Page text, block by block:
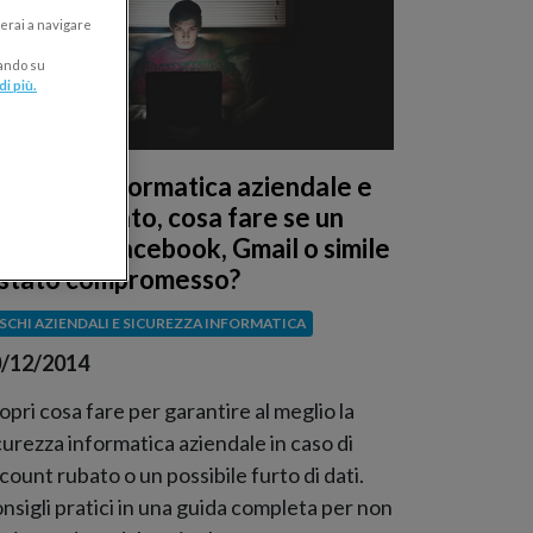
informatica aziendale e
rubato, cosa fare se un
di Facebook, Gmail o simile
compromesso?
AZIENDALI E SICUREZZA INFORMATICA
12/2014
cosa fare per garantire al meglio la
informatica aziendale in caso di
rubato o un possibile furto di dati.
pratici in una guida completa per non
a navigare
su
più.